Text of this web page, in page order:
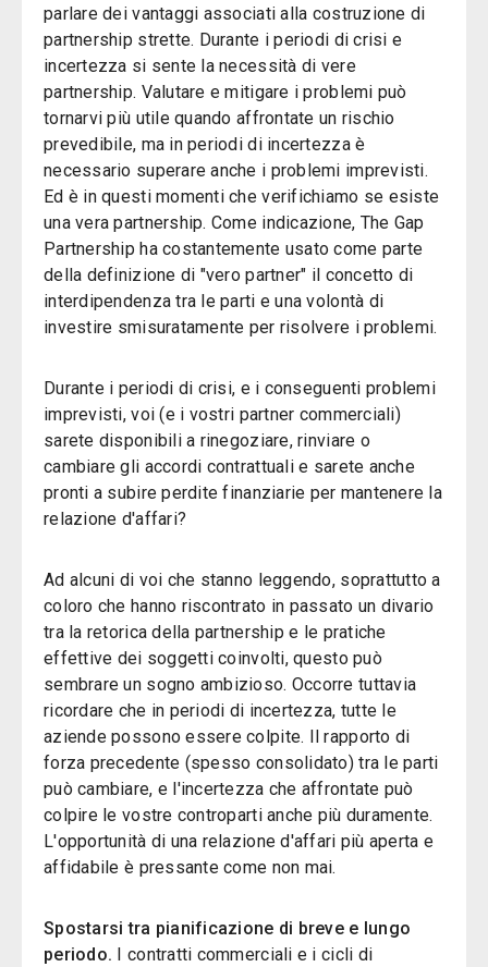
parlare dei vantaggi associati alla costruzione di
partnership strette. Durante i periodi di crisi e
incertezza si sente la necessità di vere
partnership. Valutare e mitigare i problemi può
tornarvi più utile quando affrontate un rischio
prevedibile, ma in periodi di incertezza è
necessario superare anche i problemi imprevisti.
Ed è in questi momenti che verifichiamo se esiste
una vera partnership. Come indicazione, The Gap
Partnership ha costantemente usato come parte
della definizione di "vero partner" il concetto di
interdipendenza tra le parti e una volontà di
investire smisuratamente per risolvere i problemi.
Durante i periodi di crisi, e i conseguenti problemi
imprevisti, voi (e i vostri partner commerciali)
sarete disponibili a rinegoziare, rinviare o
cambiare gli accordi contrattuali e sarete anche
pronti a subire perdite finanziarie per mantenere la
relazione d'affari?
Ad alcuni di voi che stanno leggendo, soprattutto a
coloro che hanno riscontrato in passato un divario
tra la retorica della partnership e le pratiche
effettive dei soggetti coinvolti, questo può
sembrare un sogno ambizioso. Occorre tuttavia
ricordare che in periodi di incertezza, tutte le
aziende possono essere colpite. Il rapporto di
forza precedente (spesso consolidato) tra le parti
può cambiare, e l'incertezza che affrontate può
colpire le vostre controparti anche più duramente.
L'opportunità di una relazione d'affari più aperta e
affidabile è pressante come non mai.
Spostarsi tra pianificazione di breve e lungo
periodo. I contratti commerciali e i cicli di